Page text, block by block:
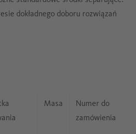
dokładnego doboru rozwiązań
Masa
Numer do
zamówienia